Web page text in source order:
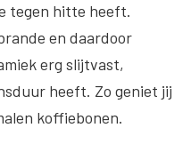
tegen hitte heeft.
en daardoor
erg slijtvast,
heeft. Zo geniet jij
koffiebonen.